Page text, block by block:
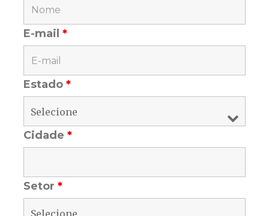
E-mail*
Estado*
Cidade*
Setor*